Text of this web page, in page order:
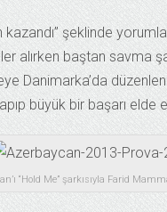
şeklinde
alırken baştan savma
Danimarka’da
büyük bir başarı elde
“Hold Me” şarkısıyla Farid